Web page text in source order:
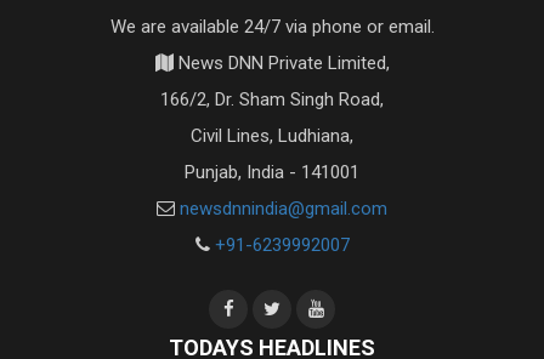
We are available 24/7 via phone or email.
News DNN Private Limited,
166/2, Dr. Sham Singh Road,
Civil Lines, Ludhiana,
Punjab, India - 141001
newsdnnindia@gmail.com
+91-6239992007
TODAYS HEADLINES